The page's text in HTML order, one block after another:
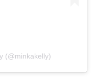
(@minkakelly)